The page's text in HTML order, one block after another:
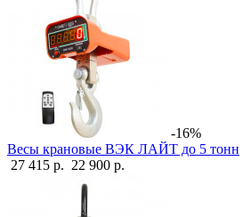
-16%
Весы крановые ВЭК ЛАЙТ до 5 тонн
27 415 р. 22 900 р.